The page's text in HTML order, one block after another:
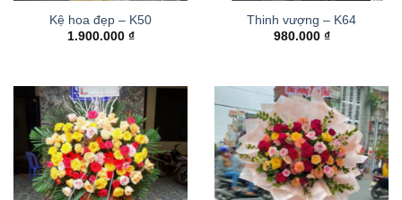
Kệ hoa đẹp – K50
1.900.000 ₫
Thinh vượng – K64
980.000 ₫